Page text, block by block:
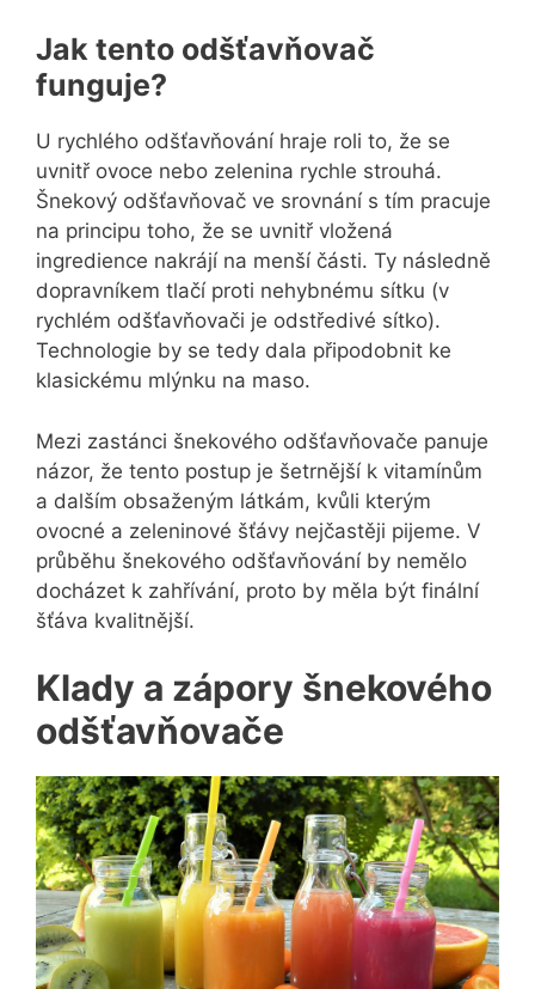
Jak tento odšťavňovač
funguje?
U rychlého odšťavňování hraje roli to, že se
uvnitř ovoce nebo zelenina rychle strouhá.
Šnekový odšťavňovač ve srovnání s tím pracuje
na principu toho, že se uvnitř vložená
ingredience nakrájí na menší části. Ty následně
dopravníkem tlačí proti nehybnému sítku (v
rychlém odšťavňovači je odstředivé sítko).
Technologie by se tedy dala připodobnit ke
klasickému mlýnku na maso.
Mezi zastánci šnekového odšťavňovače panuje
názor, že tento postup je šetrnější k vitamínům
a dalším obsaženým látkám, kvůli kterým
ovocné a zeleninové šťávy nejčastěji pijeme. V
průběhu šnekového odšťavňování by nemělo
docházet k zahřívání, proto by měla být finální
šťáva kvalitnější.
Klady a zápory šnekového
odšťavňovače